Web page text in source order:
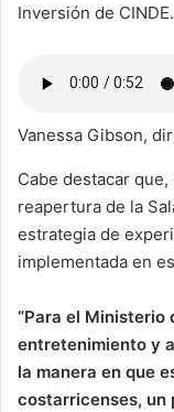
Inversión de CINDE.
Vanessa Gibson,
Cabe destacar
reapertura de la
estrategia de
implementada en
“Para el Ministerio
entretenimiento y
la manera en que
costarricenses, un